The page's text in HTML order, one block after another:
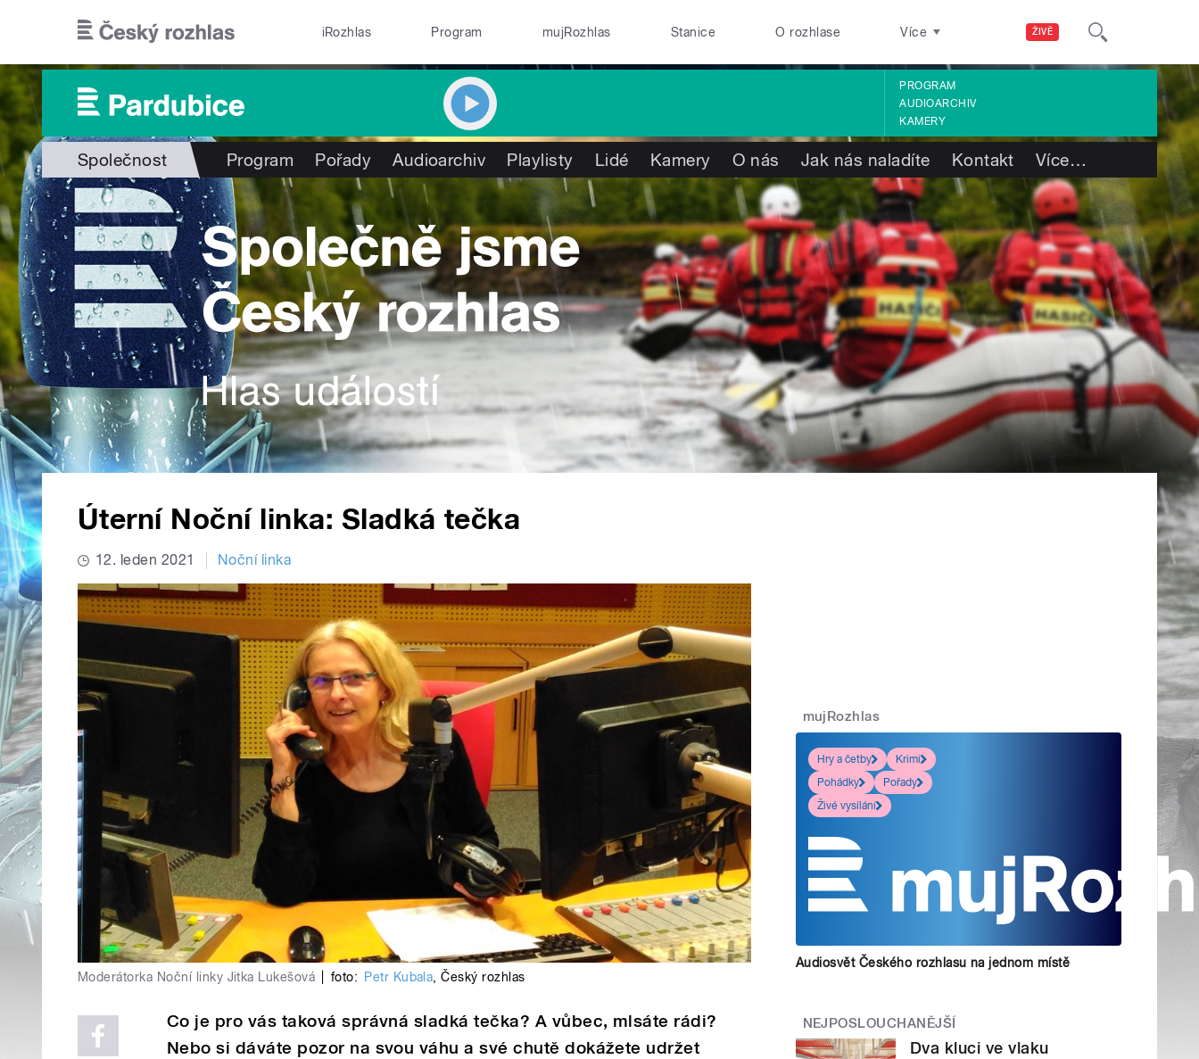
ŽIVĚ
iRozhlas Program mujRozhlas Stanice O rozhlase Více
PROGRAM
AUDIOARCHIV
KAMERY
Společnost Program Pořady Audioarchiv Playlisty Lidé Kamery O nás Jak nás naladíte Kontakt Více…
Úterní Noční linka: Sladká tečka
12. leden 2021 Noční linka
Moderátorka Noční linky Jitka Lukešová foto: Petr Kubala,Český rozhlas
Co je pro vás taková správná sladká tečka? A vůbec, mlsáte rádi?
Nebo si dáváte pozor na svou váhu a své chutě dokážete udržet
mujRozhlas
Hry a četby
Krimi
Pohádky
Pořady
Živé vysílání
Audiosvět Českého rozhlasu na jednom místě
NEJPOSLOUCHANĚJŠÍ
Dva kluci ve vlaku